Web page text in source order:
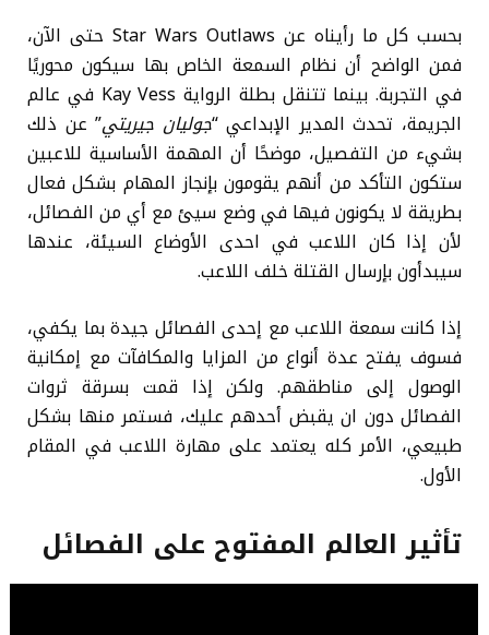
بحسب كل ما رأيناه عن Star Wars Outlaws حتى الآن،
فمن الواضح أن نظام السمعة الخاص بها سيكون محوريًا
في التجربة. بينما تتنقل بطلة الرواية Kay Vess في عالم
الجريمة، تحدث المدير الإبداعي “جوليان جيريتي” عن ذلك
بشيء من التفصيل، موضحًا أن المهمة الأساسية للاعبين
ستكون التأكد من أنهم يقومون بإنجاز المهام بشكل فعال
بطريقة لا يكونون فيها في وضع سيئ مع أي من الفصائل،
لأن إذا كان اللاعب في احدى الأوضاع السيئة، عندها
سيبدأون بإرسال القتلة خلف اللاعب.
إذا كانت سمعة اللاعب مع إحدى الفصائل جيدة بما يكفي،
فسوف يفتح عدة أنواع من المزايا والمكافآت مع إمكانية
الوصول إلى مناطقهم. ولكن إذا قمت بسرقة ثروات
الفصائل دون ان يقبض أحدهم عليك، فستمر منها بشكل
طبيعي، الأمر كله يعتمد على مهارة اللاعب في المقام
الأول.
تأثير العالم المفتوح على الفصائل